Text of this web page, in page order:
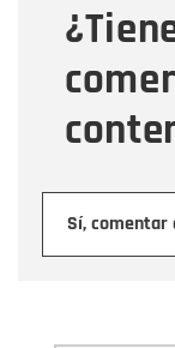
Sí,
Mensaje